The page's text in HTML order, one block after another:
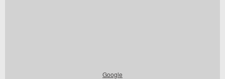
Google